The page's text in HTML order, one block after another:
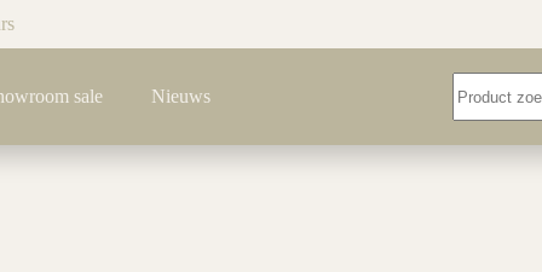
sale Nieuws
resultaten